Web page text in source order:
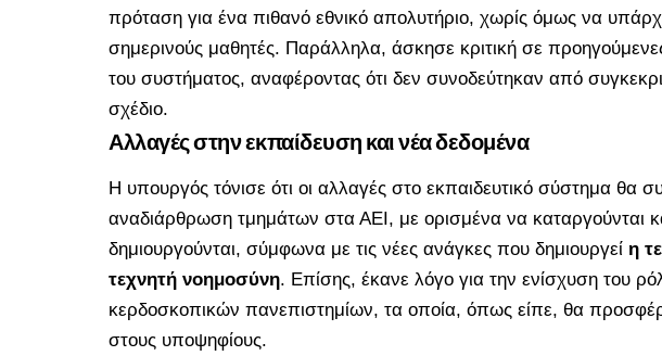
πρόταση για ένα πιθανό εθνικό απολυτήριο, χωρίς όμως να
σημερινούς μαθητές. Παράλληλα, άσκησε κριτική σε
του συστήματος, αναφέροντας ότι δεν συνοδεύτηκαν από
σχέδιο.
Αλλαγές στην εκπαίδευση και νέα δεδομένα
Η υπουργός τόνισε ότι οι αλλαγές στο εκπαιδευτικό σύστημα θα
αναδιάρθρωση τμημάτων στα ΑΕΙ, με ορισμένα να καταργούνται
δημιουργούνται, σύμφωνα με τις νέες ανάγκες που δημιουργεί η
τεχνητή νοημοσύνη. Επίσης, έκανε λόγο για την ενίσχυση του
κερδοσκοπικών πανεπιστημίων, τα οποία, όπως είπε, θα
στους υποψηφίους.